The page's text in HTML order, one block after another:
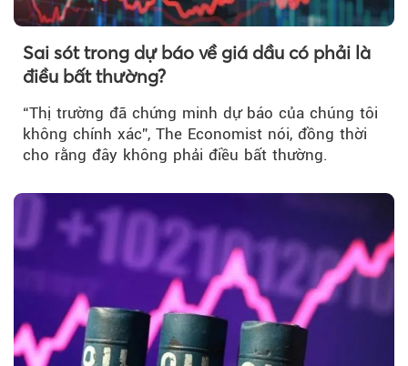
Sai sót trong dự báo về giá dầu có phải là
điều bất thường?
“Thị trường đã chứng minh dự báo của chúng tôi
không chính xác”, The Economist nói, đồng thời
cho rằng đây không phải điều bất thường.